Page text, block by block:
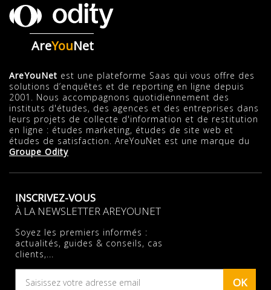
AreYouNet
AreYouNet est une plateforme Saas qui vous offre des
solutions d’enquêtes et de reporting en ligne depuis
2001. Nous accompagnons quotidiennement des
instituts d'études, des agences et des entreprises dans
leurs projets de collecte d'information et de restitution
en ligne : études marketing, études de site web et
études de satisfaction. AreYouNet est une marque du
Groupe Odity
INSCRIVEZ-VOUS
À LA NEWSLETTER AREYOUNET
Soyez les premiers informés :
actualités, guides & conseils, cas
clients,...
OK